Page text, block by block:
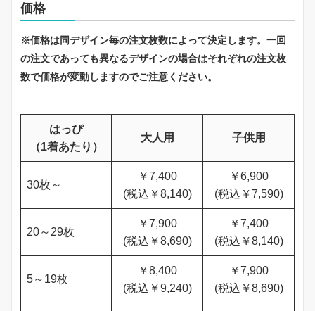
価格
※価格は同デザイン毎の注文枚数によって決定します。一回
の注文であっても異なるデザインの場合はそれぞれの注文枚
数で価格が変動しますのでご注意ください。
はっぴ
（1着あたり）
大人用 子供用
30枚～
￥7,400
(税込￥8,140)
￥6,900
(税込￥7,590)
20～29枚
￥7,900
(税込￥8,690)
￥7,400
(税込￥8,140)
5～19枚
￥8,400
(税込￥9,240)
￥7,900
(税込￥8,690)